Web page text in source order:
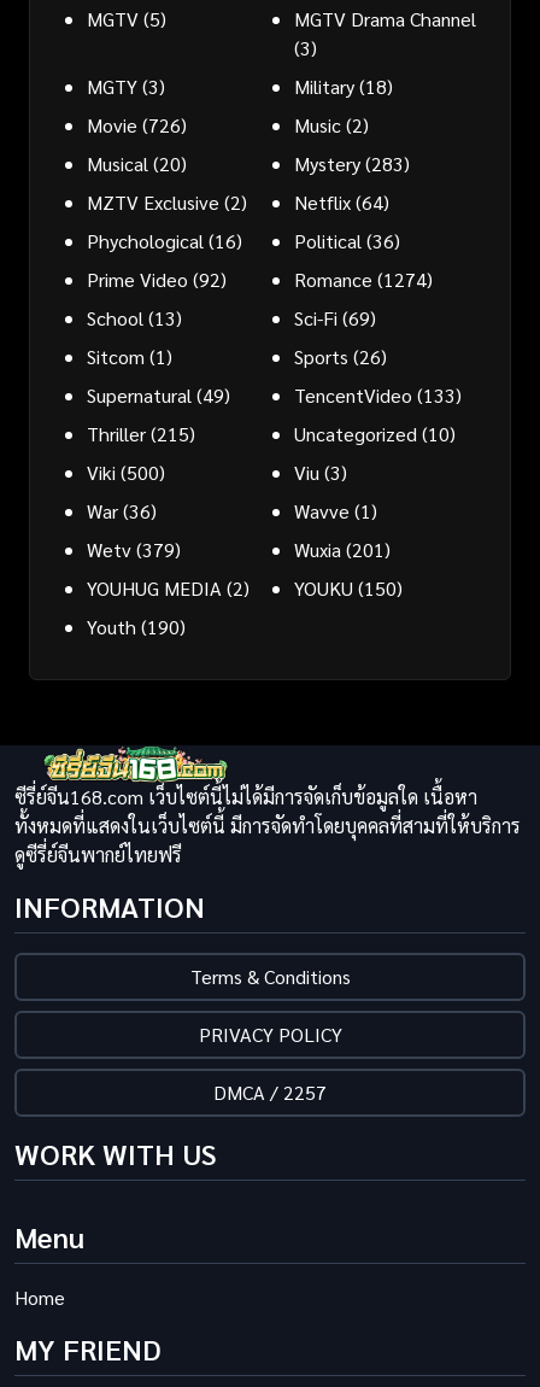
MGTV(5)
MGTV Drama Channel
(3)
MGTY(3) Military(18)
Movie (726) Music(2)
Musical (20) Mystery(283)
MZTV Exclusive (2) Netflix(64)
Phychological (16) Political (36)
Prime Video (92) Romance (1274)
School (13) Sci-Fi (69)
Sitcom (1) Sports (26)
Supernatural (49) TencentVideo (133)
Thriller(215) Uncategorized (10)
Viki (500) Viu (3)
War(36) Wavve (1)
Wetv(379) Wuxia (201)
YOUHUG MEDIA (2) YOUKU (150)
Youth (190)
ซีรี่ย์จีน168.com เว็บไซต์นี้ไม่ได้มีการจัดเก็บข้อมูลใด เนื้อหา
ทั้งหมดที่แสดงในเว็บไซต์นี้ มีการจัดทำโดยบุคคลที่สามที่ให้บริการ
ดูซีรี่ย์จีนพากย์ไทยฟรี
INFORMATION
Terms & Conditions
PRIVACY POLICY
DMCA / 2257
WORK WITH US
Menu
Home
MY FRIEND